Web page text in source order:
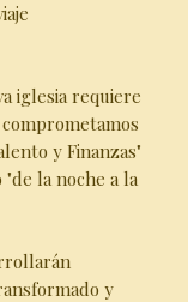
iglesia requiere
y Finanzas"
la noche a la
y